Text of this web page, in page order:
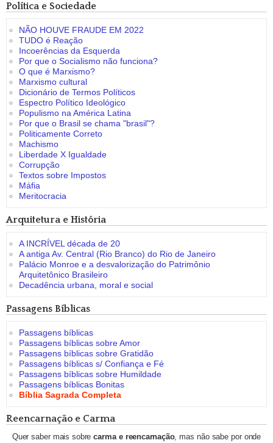
Política e Sociedade
NÃO HOUVE FRAUDE EM 2022
TUDO é Reação
Incoerências da Esquerda
Por que o Socialismo não funciona?
O que é Marxismo?
Marxismo cultural
Dicionário de Termos Políticos
Espectro Político Ideológico
Populismo na América Latina
Por que o Brasil se chama "brasil"?
Politicamente Correto
Machismo
Liberdade X Igualdade
Corrupção
Textos sobre Impostos
Máfia
Meritocracia
Arquitetura e História
A INCRÍVEL década de 20
A antiga Av. Central (Rio Branco) do Rio de Janeiro
Palácio Monroe e a desvalorização do Patrimônio
Arquitetônico Brasileiro
Decadência urbana, moral e social
Passagens Bíblicas
Passagens bíblicas
Passagens bíblicas sobre Amor
Passagens bíblicas sobre Gratidão
Passagens bíblicas s/ Confiança e Fé
Passagens bíblicas sobre Humildade
Passagens bíblicas Bonitas
Bíblia Sagrada Completa
Reencarnação e Carma
Quer saber mais sobrecarma e reencarnação, mas não sabe por onde